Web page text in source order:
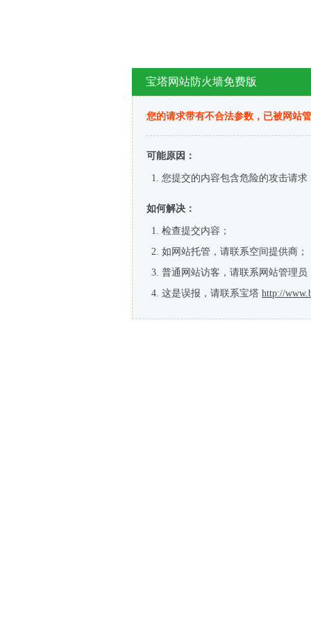
宝塔网站防火墙免费版
您的请求带有不合法参数，已被网站
可能原因：
您提交的内容包含危险的攻击请求
如何解决：
检查提交内容；
如网站托管，请联系空间提供商；
普通网站访客，请联系网站管理员
这是误报，请联系宝塔 http://